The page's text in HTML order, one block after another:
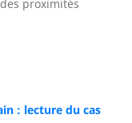
proximités
: lecture du cas